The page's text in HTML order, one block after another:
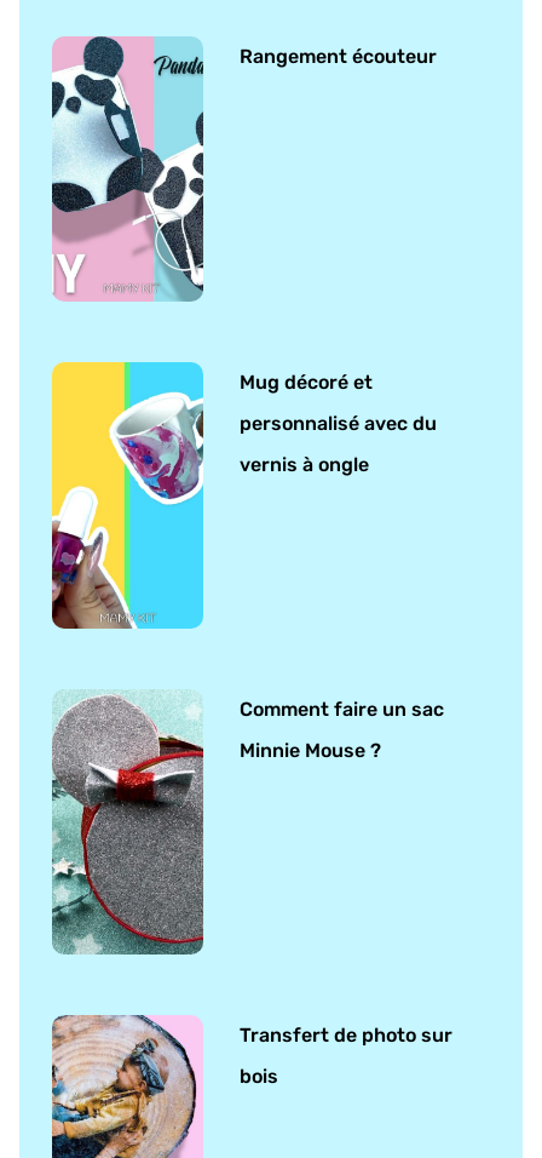
Rangement écouteur
Mug décoré et
personnalisé avec du
vernis à ongle
Comment faire un sac
Minnie Mouse ?
Transfert de photo sur
bois